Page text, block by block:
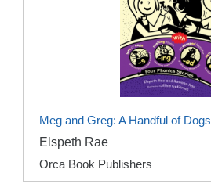
Meg and Greg: A Handful of Dogs
Elspeth Rae
Orca Book Publishers